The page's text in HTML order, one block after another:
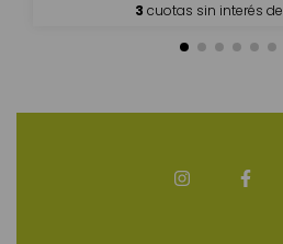
3 cuotas sin interés de